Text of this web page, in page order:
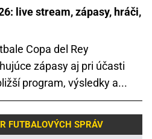
live stream, zápasy, hráči,
Copa del Rey
zápasy aj pri účasti
program, výsledky a...
FUTBALOVÝCH SPRÁV